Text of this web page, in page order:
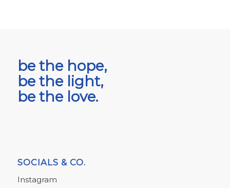
be the hope,
be the light,
be the love.
SOCIALS & CO.
Instagram